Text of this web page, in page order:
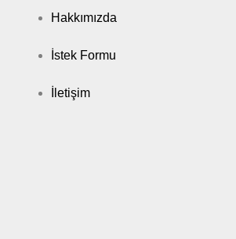
Hakkımızda
İstek Formu
İletişim